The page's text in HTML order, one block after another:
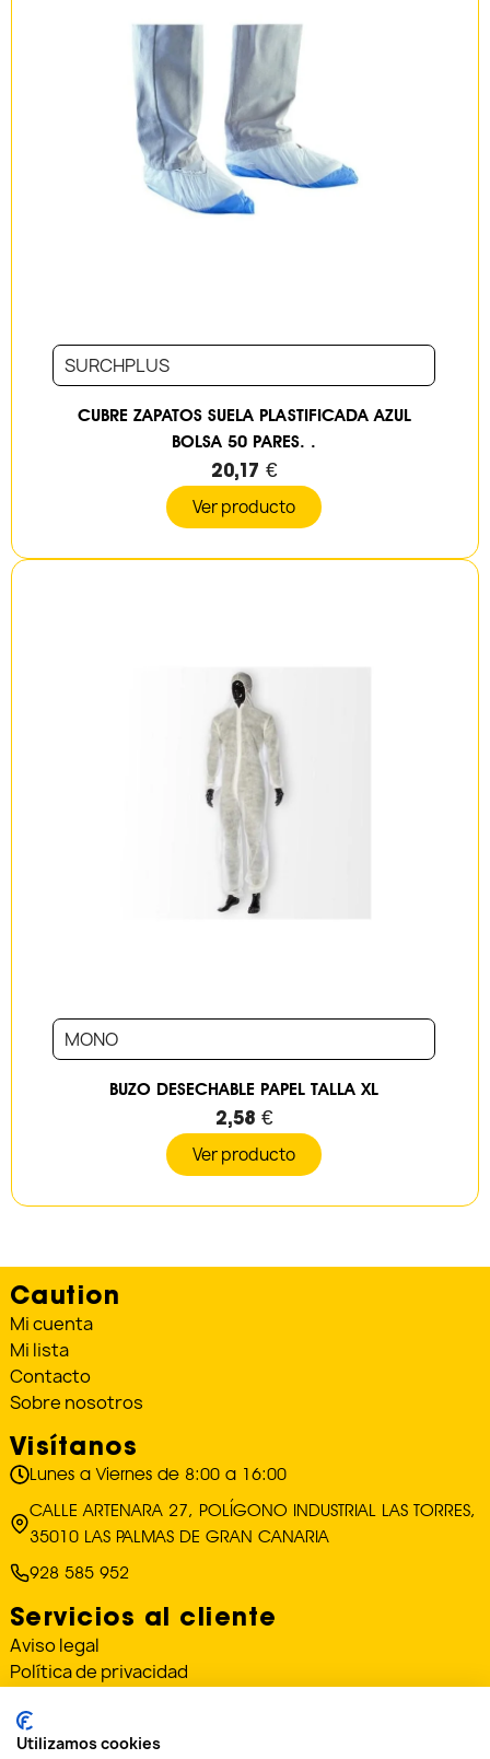
SURCHPLUS
CUBRE ZAPATOS SUELA PLASTIFICADA AZUL
BOLSA 50 PARES. .
20,17 €
Ver producto
MONO
BUZO DESECHABLE PAPEL TALLA XL
2,58 €
Ver producto
Caution
Mi cuenta
Mi lista
Contacto
Sobre nosotros
Visítanos
Lunes a Viernes de 8:00 a 16:00
CALLE ARTENARA 27, POLÍGONO INDUSTRIAL LAS TORRES,
35010 LAS PALMAS DE GRAN CANARIA
928 585 952
Servicios al cliente
Aviso legal
Política de privacidad
Condiciones de envío y devoluciones
Utilizamos cookies